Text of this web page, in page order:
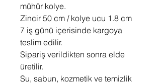
mühür kolye.
Zincir 50 cm / kolye ucu 1.8 cm
7 iş günü içerisinde kargoya
teslim edilir.
Sipariş verildikten sonra elde
üretilir.
Su, sabun, kozmetik ve temizlik